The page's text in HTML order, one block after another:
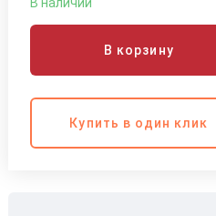
В корзину
Купить в один клик